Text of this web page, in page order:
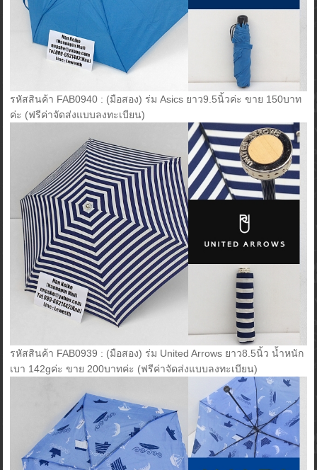
รหัสสินค้า FAB0940 : (มือสอง) ร่ม Asics ยาว9.5นิ้วค่ะ ขาย 150บาท
ค่ะ (ฟรีค่าจัดส่งแบบลงทะเบียน)
รหัสสินค้า FAB0939 : (มือสอง) ร่ม United Arrows ยาว8.5นิ้ว น้ำหนัก
เบา 142gค่ะ ขาย 200บาทค่ะ (ฟรีค่าจัดส่งแบบลงทะเบียน)